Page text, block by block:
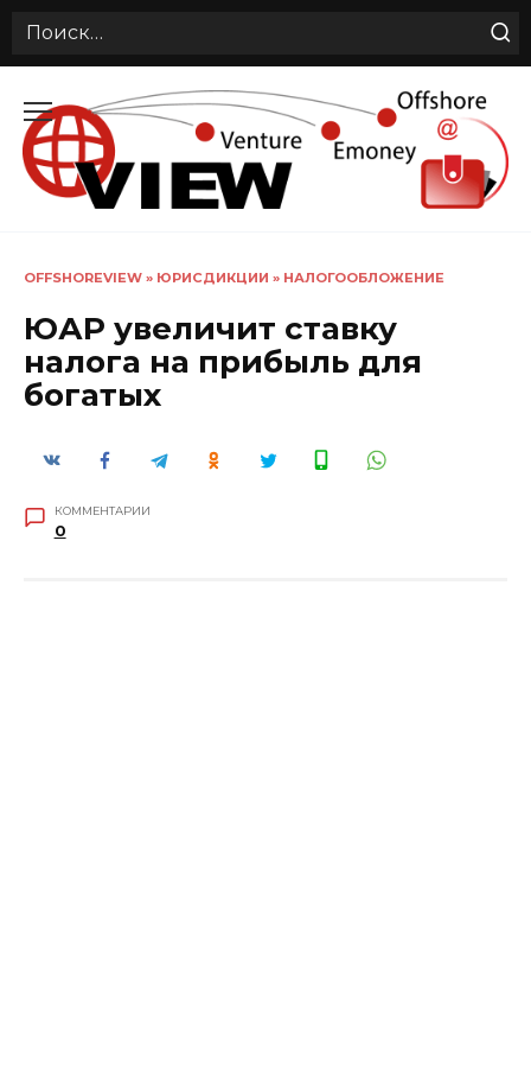
Search
содержанию
OFFSHOREVIEW » ЮРИСДИКЦИИ » НАЛОГООБЛОЖЕНИЕ
ЮАР увеличит ставку
налога на прибыль для
богатых
КОММЕНТАРИИ
0